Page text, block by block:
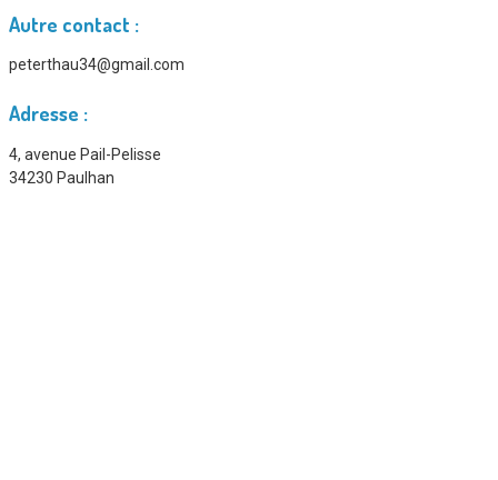
Autre contact :
peterthau34@gmail.com
Adresse :
4, avenue Pail-Pelisse
34230 Paulhan